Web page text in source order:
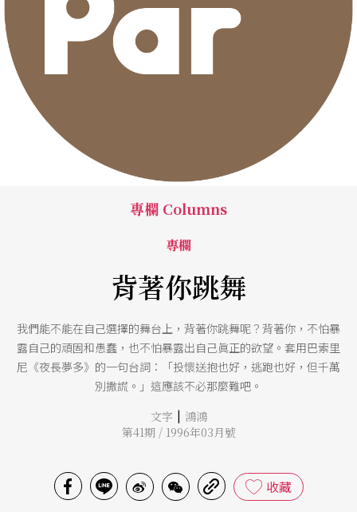
專欄 Columns
專欄
背著你跳舞
我們能不能在自己選擇的舞台上，背著你跳舞呢？背著你，不怕暴
露自己的頑固和愚蠢，也不怕暴露出自己眞正的欲望。套用巴索里
尼《夜長夢多》的一句台詞：「投懷送抱也好，逃跑也好，但千萬
別撒謊。」這應該不必那麼難吧。
文字 | 鴻鴻
第41期 / 1996年03月號
收藏